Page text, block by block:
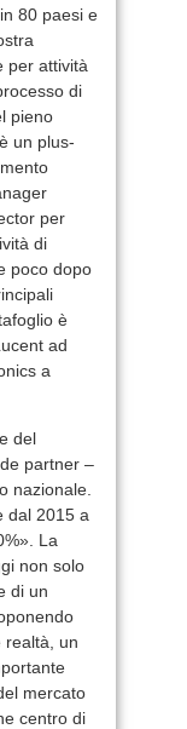
80 paesi e
per attività
di
pieno
un plus-
per
di
poco dopo
è
ad
a
del
partner –
nazionale.
dal 2015 a
La
non solo
di un
realtà, un
mercato
centro di